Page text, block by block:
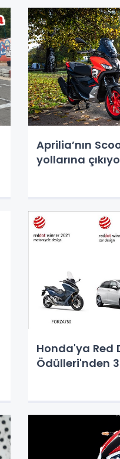
Aprilia’nın
yollarına
Honda'ya Red
Ödülleri'nden